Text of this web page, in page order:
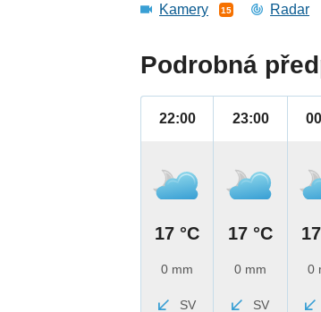
Kamery 15 Radar
Podrobná
22:00
17 °C
0 mm
SV
23:00
17 °C
0 mm
SV
0